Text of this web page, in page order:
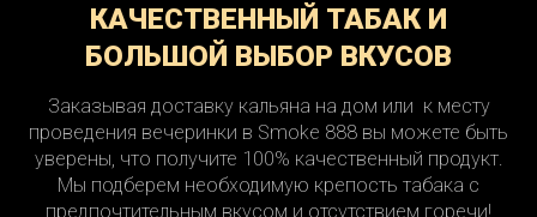
КАЧЕСТВЕННЫЙ ТАБАК И
БОЛЬШОЙ ВЫБОР ВКУСОВ
Заказывая доставку кальяна на дом или к месту
проведения вечеринки в Smoke 888 вы можете быть
уверены, что получите 100% качественный продукт.
Мы подберем необходимую крепость табака с
предпочтительным вкусом и отсутствием горечи!